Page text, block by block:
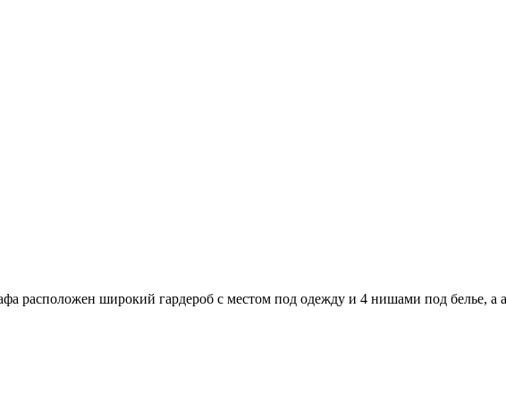
расположен широкий гардероб с местом под одежду и 4 нишами под белье, а